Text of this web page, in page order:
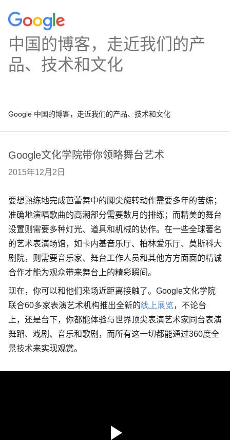
中国的博客，走近我们的产
品、技术和文化
Google 中国的博客，走近我们的产品、技术和文化
Google文化学院带你领略舞台艺术
2015年12月2日
要想熟练地完成芭蕾舞中的脚尖旋转动作需要多年的苦练；
准确地演唱歌曲的高潮部分需要数月的排练；而精美的舞台
设置则需要多种灯光、道具和机械的协作。在一些全球著名
的艺术表演场馆，如卡内基音乐厅、柏林爱乐厅、莫斯科大
剧院，则需要音乐家、舞台工作人员和其他方方面面的精诚
合作才能为观众带来舞台上的精彩瞬间。
现在，你可以和他们来场近距离接触了。 Google文化学院
联合60多家表演艺术机构推出全新的线上展览，不论台
上，还是台下，你都能体验与世界顶尖表演艺术家同台表演
舞蹈、戏剧、音乐和歌剧，而所有这一切都能通过360度全
景技术来实现观赏。